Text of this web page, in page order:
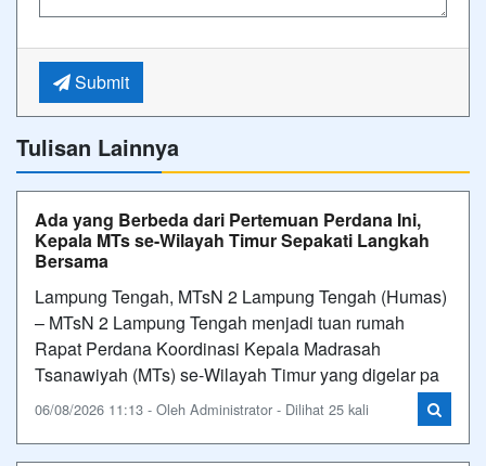
Submit
Tulisan Lainnya
Ada yang Berbeda dari Pertemuan Perdana Ini,
Kepala MTs se-Wilayah Timur Sepakati Langkah
Bersama
Lampung Tengah, MTsN 2 Lampung Tengah (Humas)
– MTsN 2 Lampung Tengah menjadi tuan rumah
Rapat Perdana Koordinasi Kepala Madrasah
Tsanawiyah (MTs) se-Wilayah Timur yang digelar pa
06/08/2026 11:13 - Oleh Administrator - Dilihat 25 kali